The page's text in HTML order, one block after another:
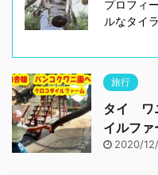
プロフ
ルなタイ
旅行
タイ ワ
イルフ
2020/